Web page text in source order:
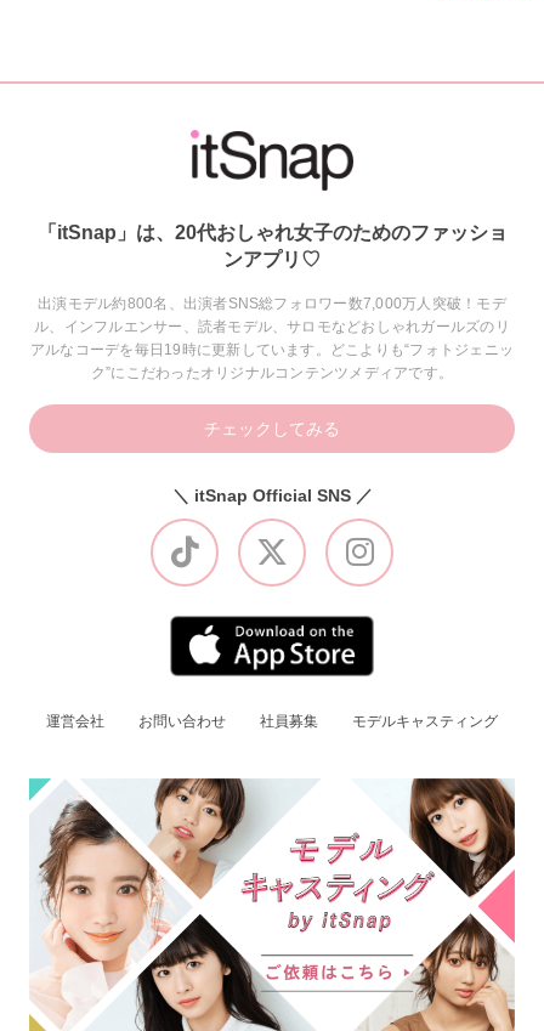
「itSnap」は、20代おしゃれ女子のためのファッショ
ンアプリ♡
出演モデル約800名、出演者SNS総フォロワー数7,000万人突破！モデ
ル、インフルエンサー、読者モデル、サロモなどおしゃれガールズのリ
アルなコーデを毎日19時に更新しています。どこよりも“フォトジェニッ
ク”にこだわったオリジナルコンテンツメディアです。
チェックしてみる
＼ itSnap Official SNS ／
運営会社 お問い合わせ 社員募集 モデルキャスティング